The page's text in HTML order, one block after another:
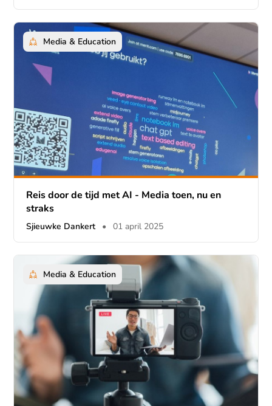
Reis door de tijd met AI - Media toen, nu en
straks
Sjieuwke Dankert • 01 april 2025
Media & Education
Media & Education